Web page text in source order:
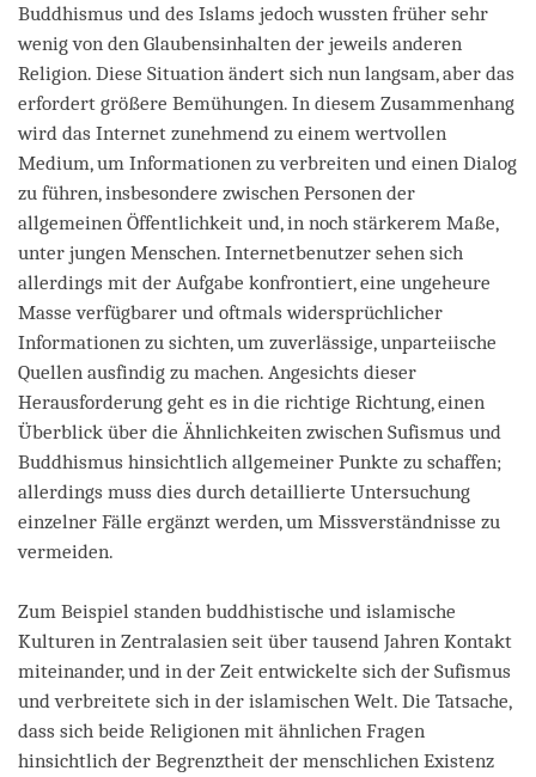
Buddhismus und des Islams jedoch wussten früher sehr
wenig von den Glaubensinhalten der jeweils anderen
Religion. Diese Situation ändert sich nun langsam, aber das
erfordert größere Bemühungen. In diesem Zusammenhang
wird das Internet zunehmend zu einem wertvollen
Medium, um Informationen zu verbreiten und einen Dialog
zu führen, insbesondere zwischen Personen der
allgemeinen Öffentlichkeit und, in noch stärkerem Maße,
unter jungen Menschen. Internetbenutzer sehen sich
allerdings mit der Aufgabe konfrontiert, eine ungeheure
Masse verfügbarer und oftmals widersprüchlicher
Informationen zu sichten, um zuverlässige, unparteiische
Quellen ausfindig zu machen. Angesichts dieser
Herausforderung geht es in die richtige Richtung, einen
Überblick über die Ähnlichkeiten zwischen Sufismus und
Buddhismus hinsichtlich allgemeiner Punkte zu schaffen;
allerdings muss dies durch detaillierte Untersuchung
einzelner Fälle ergänzt werden, um Missverständnisse zu
vermeiden.
Zum Beispiel standen buddhistische und islamische
Kulturen in Zentralasien seit über tausend Jahren Kontakt
miteinander, und in der Zeit entwickelte sich der Sufismus
und verbreitete sich in der islamischen Welt. Die Tatsache,
dass sich beide Religionen mit ähnlichen Fragen
hinsichtlich der Begrenztheit der menschlichen Existenz